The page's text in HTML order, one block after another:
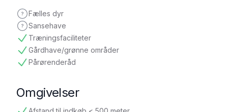
Fælles dyr
ikke oplyst
Sansehave
ikke oplyst
Træningsfaciliteter
tilgængelig
Gårdhave/grønne områder
tilgængelig
Pårørenderåd
tilgængelig
Omgivelser